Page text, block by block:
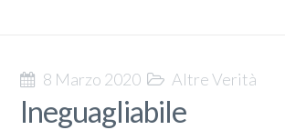
8 Marzo 2020 Altre Verità
Ineguagliabile